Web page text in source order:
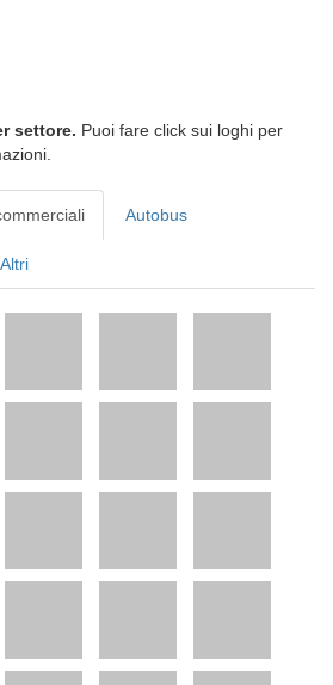
settore. Puoi fare click sui loghi per
Autobus
Altri